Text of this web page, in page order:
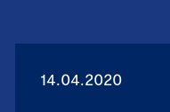
14.04.2020